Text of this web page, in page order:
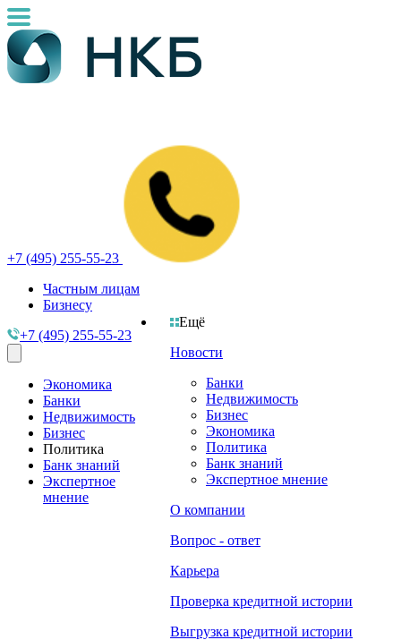
+7 (495) 255-55-23
Частным лицам
Бизнесу
Ещё
Новости
Банки
Недвижимость
Бизнес
Экономика
Политика
Банк знаний
Экспертное мнение
О компании
Вопрос - ответ
Карьера
Проверка кредитной истории
Выгрузка кредитной истории
+7 (495) 255-55-23
Экономика
Банки
Недвижимость
Бизнес
Политика
Банк знаний
Экспертное
мнение